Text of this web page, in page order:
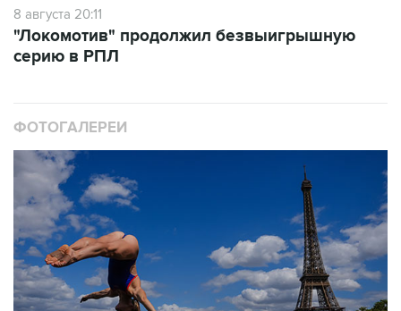
8 августа 20:11
"Локомотив" продолжил безвыигрышную
серию в РПЛ
ФОТОГАЛЕРЕИ